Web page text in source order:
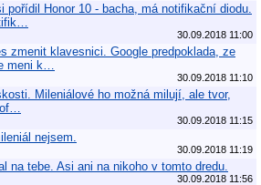
pořídil Honor 10 - bacha, má notifikační diodu.
30.09.2018 11:00
zmenit klavesnici. Google predpoklada, ze
meni k…
30.09.2018 11:10
Mileniálové ho možná milují, ale tvor,
30.09.2018 11:15
nejsem.
30.09.2018 11:19
na tebe. Asi ani na nikoho v tomto dredu.
30.09.2018 11:56